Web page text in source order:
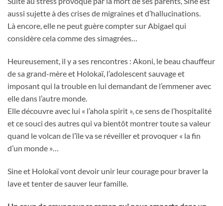
aussi sujette à des crises de migraines et d’hallucinations.
Là encore, elle ne peut guère compter sur Abigael qui
considère cela comme des simagrées…
Heureusement, il y a ses rencontres : Akoni, le beau chauffeur
de sa grand-mère et Holokaï, l’adolescent sauvage et
imposant qui la trouble en lui demandant de l’emmener avec
elle dans l’autre monde.
Elle découvre avec lui « l’ahola spirit », ce sens de l’hospitalité
et ce souci des autres qui va bientôt montrer toute sa valeur
quand le volcan de l’île va se réveiller et provoquer « la fin
d’un monde »…
Sine et Holokaï vont devoir unir leur courage pour braver la
lave et tenter de sauver leur famille.